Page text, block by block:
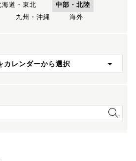
海道・東北
中部・北陸
九州・沖縄 海外
カレンダーから選択